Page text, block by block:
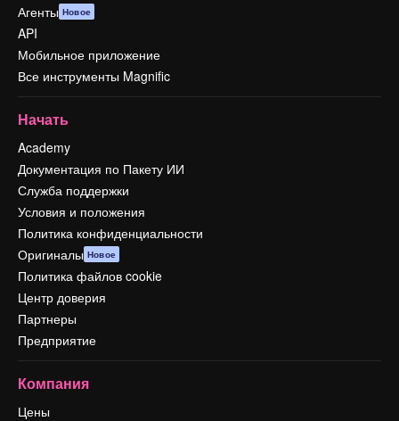
Агенты Новое
API
Мобильное приложение
Все инструменты Magnific
Начать
Academy
Документация по Пакету ИИ
Служба поддержки
Условия и положения
Политика конфиденциальности
Оригиналы Новое
Политика файлов cookie
Центр доверия
Партнеры
Предприятие
Компания
Цены